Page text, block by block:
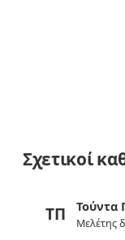
Σχετικοί
ΤΠ Τούντα
Μελέτης